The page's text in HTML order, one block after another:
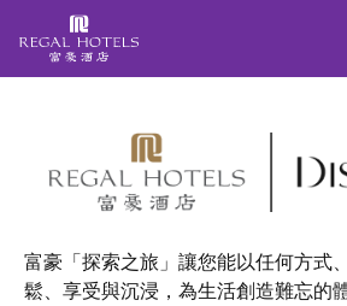
Secondary
menu
富豪「探索之旅」讓您能以任何方式
鬆、享受與沉浸，為生活創造難忘的